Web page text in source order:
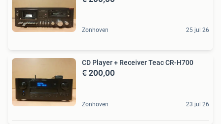
Zonhoven 25 jul 26
CD Player + Receiver Teac CR-H700
€ 200,00
Zonhoven 23 jul 26